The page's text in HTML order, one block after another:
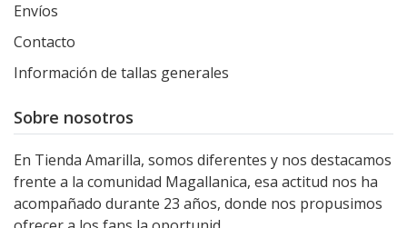
Envíos
Contacto
Información de tallas generales
Sobre nosotros
En Tienda Amarilla, somos diferentes y nos destacamos
frente a la comunidad Magallanica, esa actitud nos ha
acompañado durante 23 años, donde nos propusimos